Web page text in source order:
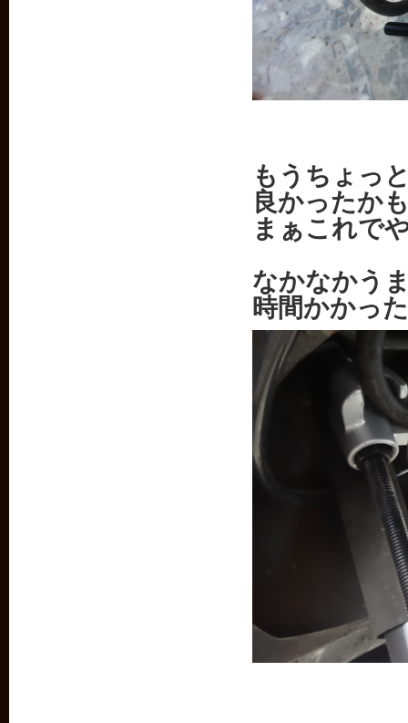
もうちょっ
良かったか
まぁこれで
なかなかう
時間かかった